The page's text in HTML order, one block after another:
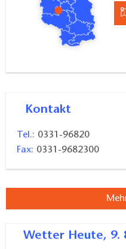
Kontakt
Tel.: 0331-96820
Fax: 0331-9682300
Wetter Heute, 9.